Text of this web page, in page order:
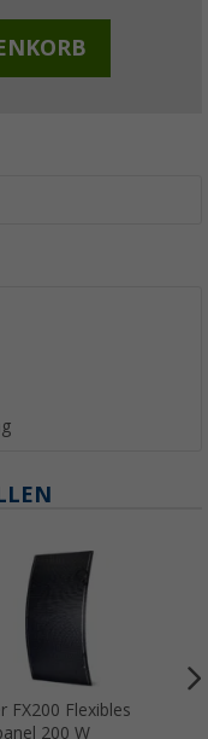
FX200 Flexibles
200 W